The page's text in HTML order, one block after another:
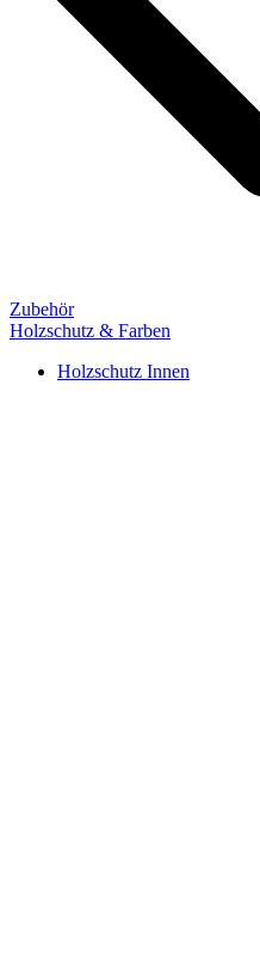
Zubehör
Holzschutz & Farben
Holzschutz Innen